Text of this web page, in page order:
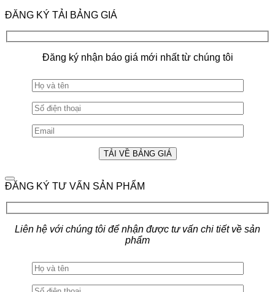
ĐĂNG KÝ TẢI BẢNG GIÁ
Đăng ký nhận báo giá mới nhất từ chúng tôi
ĐĂNG KÝ TƯ VẤN SẢN PHẨM
Liên hệ với chúng tôi để nhận được tư vấn chi tiết về sản
phẩm